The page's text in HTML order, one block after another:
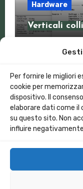
Per fornire le migliori
cookie per
dispositivo. Il
elaborare dati come il
su questo sito. Non
influire
Hardware
Verticali
https://